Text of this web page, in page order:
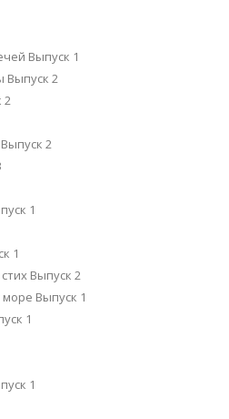
Выпуск 1
Выпуск 2
2
2
1
1
Выпуск 2
Выпуск 1
1
1